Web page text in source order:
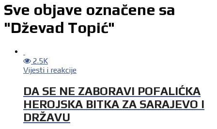
Sve objave označene sa
"Dževad Topić"
2.5K
Vijesti i reakcije
DA SE NE ZABORAVI POFALIĆKA
HEROJSKA BITKA ZA SARAJEVO I
DRŽAVU